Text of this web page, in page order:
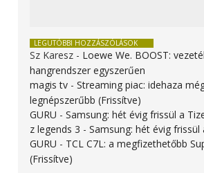
LEGUTÓBBI HOZZÁSZÓLÁSOK
Sz Karesz - Loewe We. BOOST:
hangrendszer egyszerűen
magis tv -Streaming piac: idehaza
legnépszerűbb (Frissítve)
GURU -Samsung: hét évig frissül a
z legends 3 -Samsung: hét évig frissül
GURU - TCL C7L: a megfizethetőbb
(Frissítve)